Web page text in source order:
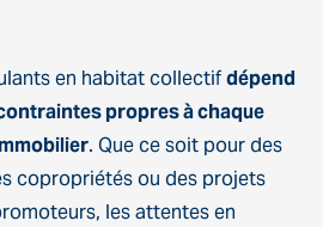
en habitat collectifdépend
propres à chaque
. Que ce soit pour des
copropriétés ou des projets
les attentes en